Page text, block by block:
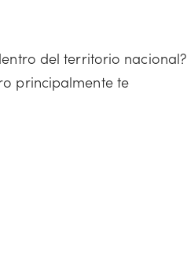
del territorio nacional?
principalmente te